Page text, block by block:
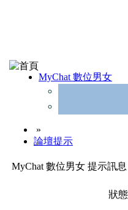
MyChat 數位男女
»
論壇提示
MyChat 數位男女 提示訊息
狀